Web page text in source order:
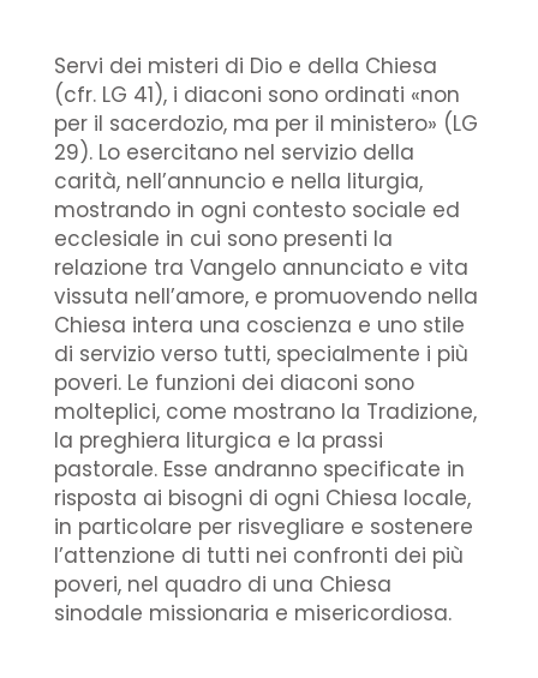
Servi dei misteri di Dio e della Chiesa
(cfr. LG 41), i diaconi sono ordinati «non
per il sacerdozio, ma per il ministero» (LG
29). Lo esercitano nel servizio della
carità, nell’annuncio e nella liturgia,
mostrando in ogni contesto sociale ed
ecclesiale in cui sono presenti la
relazione tra Vangelo annunciato e vita
vissuta nell’amore, e promuovendo nella
Chiesa intera una coscienza e uno stile
di servizio verso tutti, specialmente i più
poveri. Le funzioni dei diaconi sono
molteplici, come mostrano la Tradizione,
la preghiera liturgica e la prassi
pastorale. Esse andranno specificate in
risposta ai bisogni di ogni Chiesa locale,
in particolare per risvegliare e sostenere
l’attenzione di tutti nei confronti dei più
poveri, nel quadro di una Chiesa
sinodale missionaria e misericordiosa.